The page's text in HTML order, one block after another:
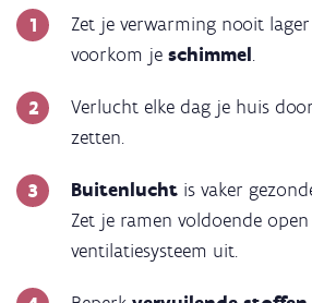
Zet je verwarming nooit
voorkom je schimmel.
Verlucht elke dag je huis
zetten.
Buitenlucht is vaker
Zet je ramen voldoende
ventilatiesysteem uit.